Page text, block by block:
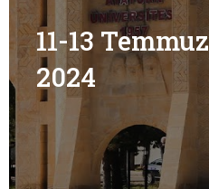
11-13 Temmuz
2024